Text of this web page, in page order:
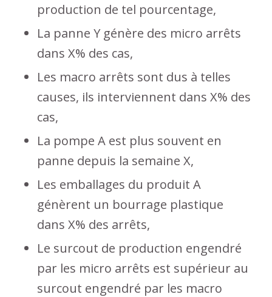
production de tel pourcentage,
La panne Y génère des micro arrêts
dans X% des cas,
Les macro arrêts sont dus à telles
causes, ils interviennent dans X% des
cas,
La pompe A est plus souvent en
panne depuis la semaine X,
Les emballages du produit A
génèrent un bourrage plastique
dans X% des arrêts,
Le surcout de production engendré
par les micro arrêts est supérieur au
surcout engendré par les macro